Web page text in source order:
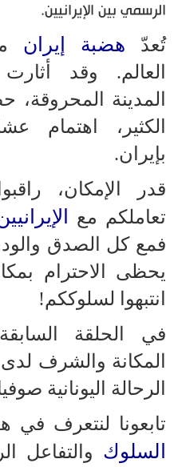
الرسمي بين الإيرانيين.
تُعدّ هضبة إيران
العالم. وقد أثارت
المدينة المحروقة،
الكثير، اهتمام
بإيران.
قدر الإمكان،
تعاملكم مع
فمع كل الصدق والود
يحظى الاحترام
انتبهوا لسلوككم!
في الحلقة
المكانة والشرف لدى
الرحالة اليونانية
تابعونا لنتعرف في
السلوك والتفاعل